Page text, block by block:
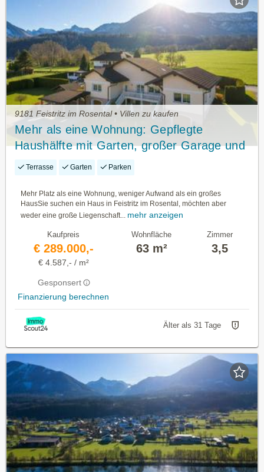
9181 Feistritz im Rosental • Villen zu kaufen
Mehr als eine Wohnung: Gepflegte
Haushälfte mit Garten, großer Garage und
Homeoffice im Rosental
Terrasse Garten Parken
Mehr Platz als eine Wohnung, weniger Aufwand als ein großes
HausSie suchen ein Haus in Feistritz im Rosental, möchten aber
weder eine große Liegenschaft...
mehr anzeigen
Kaufpreis
€ 289.000,-
€ 4.587,- / m²
Gesponsert
Finanzierung berechnen
Wohnfläche
63 m²
Zimmer
3,5
Älter als 31 Tage